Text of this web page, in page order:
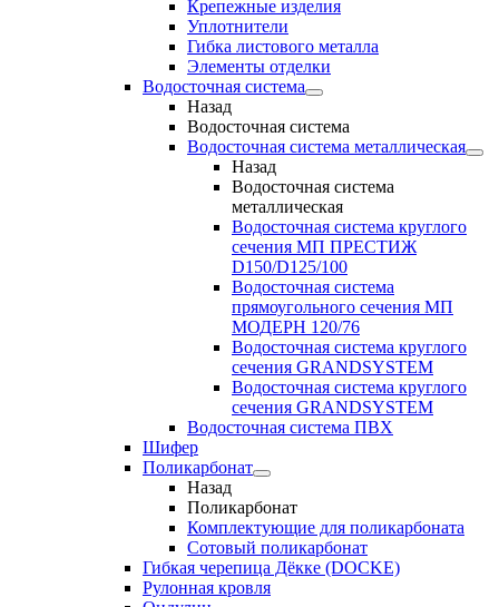
Крепежные изделия
Уплотнители
Гибка листового металла
Элементы отделки
Водосточная система
Назад
Водосточная система
Водосточная система металлическая
Назад
Водосточная система
металлическая
Водосточная система круглого
сечения МП ПРЕСТИЖ
D150/D125/100
Водосточная система
прямоугольного сечения МП
МОДЕРН 120/76
Водосточная система круглого
сечения GRANDSYSTEM
Водосточная система круглого
сечения GRANDSYSTEM
Водосточная система ПВХ
Шифер
Поликарбонат
Назад
Поликарбонат
Комплектующие для поликарбоната
Сотовый поликарбонат
Гибкая черепица Дёкке (DOCKE)
Рулонная кровля